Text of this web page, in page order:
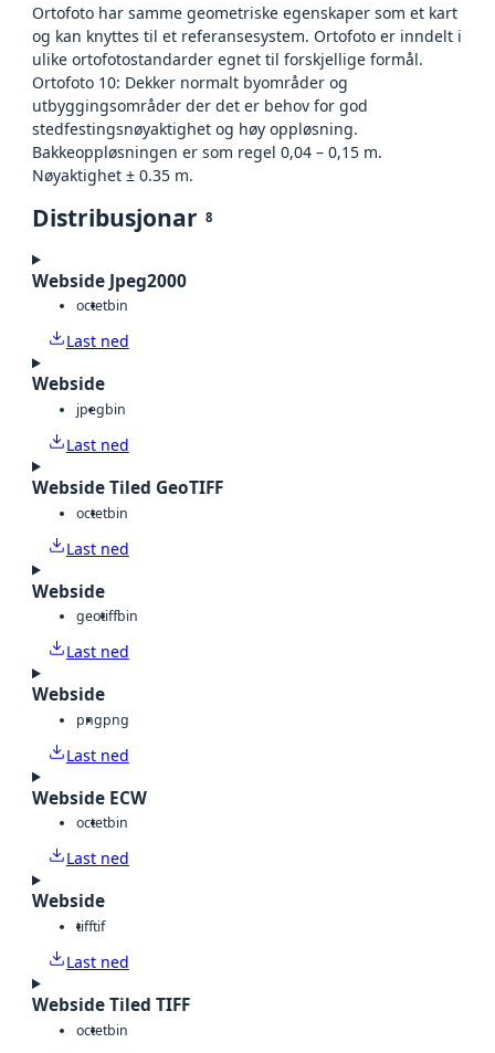
Ortofoto har samme geometriske egenskaper som et kart
og kan knyttes til et referansesystem. Ortofoto er inndelt i
ulike ortofotostandarder egnet til forskjellige formål.
Ortofoto 10: Dekker normalt byområder og
utbyggingsområder der det er behov for god
stedfestingsnøyaktighet og høy oppløsning.
Bakkeoppløsningen er som regel 0,04 – 0,15 m.
Nøyaktighet ± 0.35 m.
Distribusjonar 8
Webside Jpeg2000
octetbin
Last ned
Webside
jpegbin
Last ned
Webside Tiled GeoTIFF
octetbin
Last ned
Webside
geotiffbin
Last ned
Webside
pngpng
Last ned
Webside ECW
octetbin
Last ned
Webside
tifftif
Last ned
Webside Tiled TIFF
octetbin